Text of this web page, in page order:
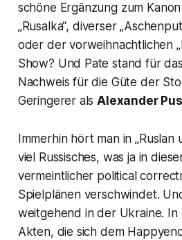
schöne Ergänzung zum
„Rusalka“, diverser
oder der vorweihnachtlichen
Show? Und Pate stand für
Nachweis für die Güte der
Geringerer alsAlexander
Immerhin hört man in„Ruslan
viel Russisches, was ja in
vermeintlicher political
Spielplänen verschwindet.
weitgehend in der Ukraine.
Akten, die sich dem